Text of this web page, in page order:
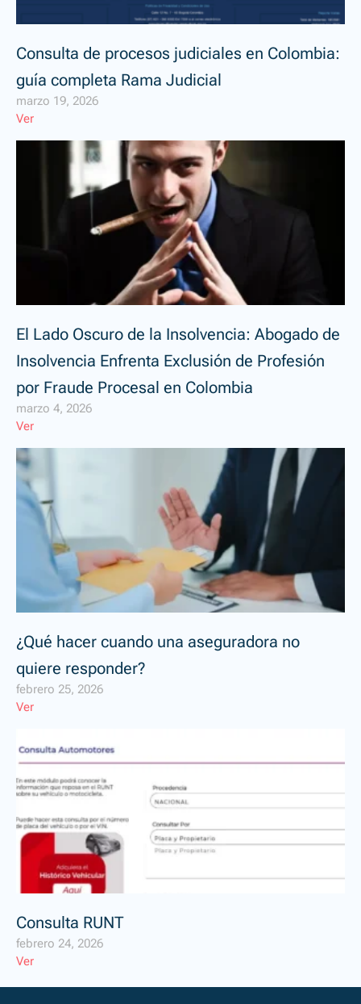
Consulta de procesos judiciales en Colombia:
guía completa Rama Judicial
marzo 19, 2026
Ver
El Lado Oscuro de la Insolvencia: Abogado de
Insolvencia Enfrenta Exclusión de Profesión
por Fraude Procesal en Colombia
marzo 4, 2026
Ver
¿Qué hacer cuando una aseguradora no
quiere responder?
febrero 25, 2026
Ver
Consulta RUNT
febrero 24, 2026
Ver